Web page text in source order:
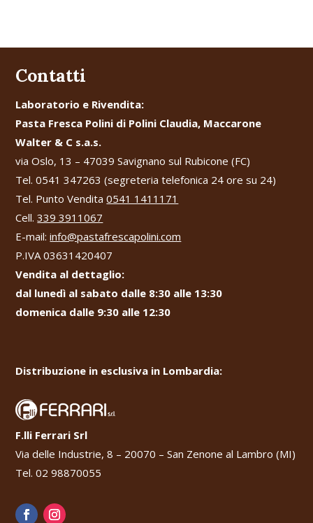
Contatti
Laboratorio e Rivendita:
Pasta Fresca Polini di Polini Claudia, Maccarone
Walter & C s.a.s.
via Oslo, 13 – 47039 Savignano sul Rubicone (FC)
Tel. 0541 347263 (segreteria telefonica 24 ore su 24)
Tel. Punto Vendita0541 1411171
Cell.339 3911067
E-mail:info@pastafrescapolini.com
P.IVA 03631420407
Vendita al dettaglio:
dal lunedì al sabato dalle 8:30 alle 13:30
domenica dalle 9:30 alle 12:30
Distribuzione in esclusiva in Lombardia:
F.lli Ferrari Srl
Via delle Industrie, 8 – 20070 – San Zenone al Lambro (MI)
Tel. 02 98870055